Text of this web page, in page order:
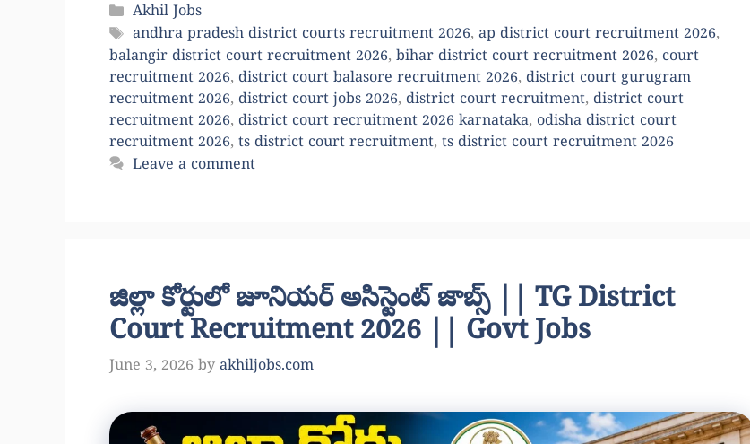
Categories
Akhil Jobs
Tags
andhra pradesh district courts recruitment 2026, ap district court recruitment 2026,
balangir district court recruitment 2026, bihar district court recruitment 2026, court
recruitment 2026, district court balasore recruitment 2026, district court gurugram
recruitment 2026, district court jobs 2026, district court recruitment, district court
recruitment 2026, district court recruitment 2026 karnataka, odisha district court
recruitment 2026, ts district court recruitment, ts district court recruitment 2026
Leave a comment
జిల్లా కోర్టులో జూనియర్ అసిస్టెంట్ జాబ్స్ || TG District
Court Recruitment 2026 || Govt Jobs
June 3, 2026 by akhiljobs.com